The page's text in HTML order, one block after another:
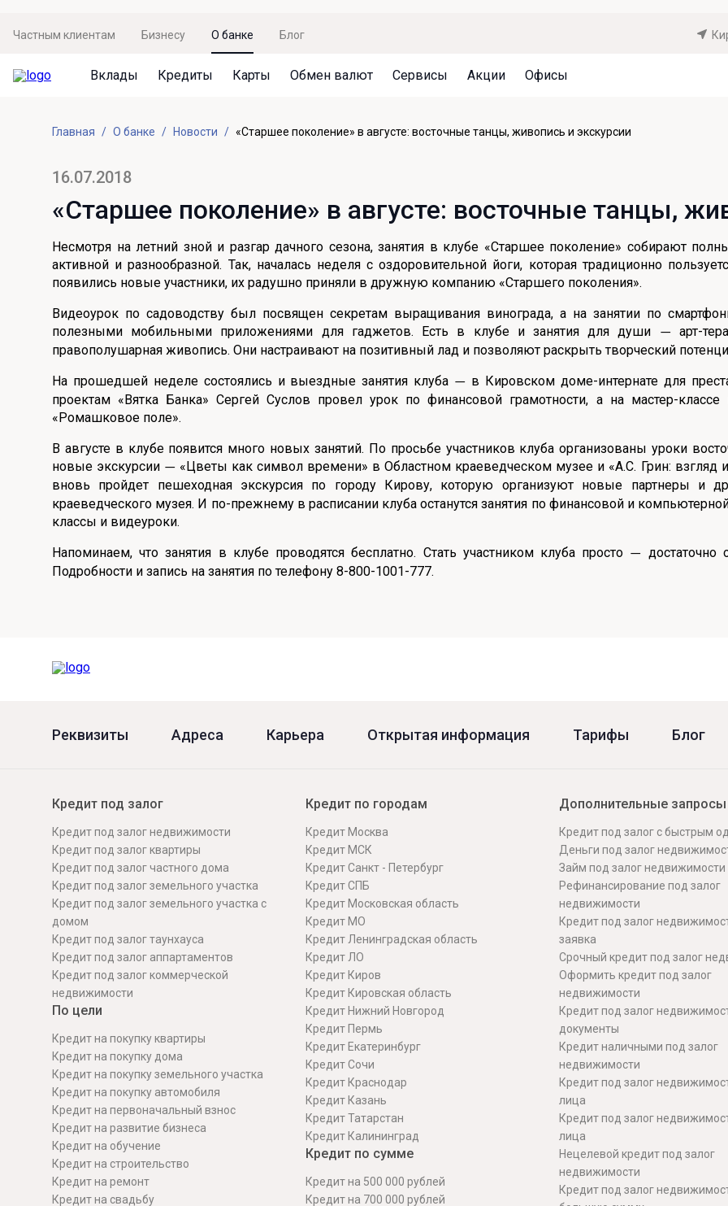
Частным клиентам Бизнесу О банке Блог
Вклады
Не упусти момент
Просто вклад
Накопительный
Отличная стратегия+
Новый старт
Валютный плюс
Онлайн
Все вклады
Система страхования вкладов
Архив вкладов
Кредиты
Кредит под залог недвижимости
Рефинансирование
Кредит на автомобиль
Потребительский кредит
Привилегии для клиентов
Реструктуризация
Оценка недвижимости
Подбор новой недвижимости
Карты
Дебетовая карта с пакетом услуг
Премиальная карта Mir Supreme
Пенсионная карта
Все карты
Документы
Кешбэк
Обмен валют
Курсы валют
Бронирование валюты
Курсы валют ЦБ
Сервисы
Оплата кредита
Оценка недвижимости
Подбор новой недвижимости
СБПей
Госуслуги
Регистрация в ЕБС
Удаленная идентификация
Мобильное приложение
Подтверждение согласия через Госуслуги
Все сервисы
Акции
Акция «Приведи друга»
Акция «Ставка на бизнес»
Офисы
Главная О банке Новости «Старшее поколение» в августе: восточные танцы, живопись и экскурсии
16.07.2018
«Старшее поколение» в августе: восточные танцы,
Несмотря на летний зной и разгар дачного сезона, занятия в клубе «Старшее поколение» собирают
активной и разнообразной. Так, началась неделя с оздоровительной йоги, которая традиционно
появились новые участники, их радушно приняли в дружную компанию «Старшего поколения».
Видеоурок по садоводству был посвящен секретам выращивания винограда, а на занятии по
полезными мобильными приложениями для гаджетов. Есть в клубе и занятия для души
—арт-
правополушарная живопись. Они настраивают на позитивный лад и позволяют раскрыть творческий
На прошедшей неделе состоялись и выездные занятия клуба — в Кировском доме-интернате для
проектам «Вятка Банка» Сергей Суслов провел урок по финансовой грамотности, а на мастер-
«Ромашковое поле».
В августе в клубе появится много новых занятий. По просьбе участников клуба организованы уроки
новые экскурсии — «Цветы как символ времени» в Областном краеведческом музее и «А.С. Грин: взгляд
вновь пройдет пешеходная экскурсия по городу Кирову, которую организуют новые партнеры и
краеведческого музея. И по-прежнему в расписании клуба останутся занятия по финансовой и
классы и видеуроки.
Напоминаем, что занятия в клубе проводятся бесплатно. Стать участником клуба просто — достаточно
Подробности и запись на занятия по телефону 8-800-1001-777.
Реквизиты Адреса Карьера Открытая информация Тарифы Блог
Кредит под залог
Кредит под залог недвижимости
Кредит под залог квартиры
Кредит под залог частного дома
Кредит под залог земельного участка
Кредит под залог земельного участка с
домом
Кредит под залог таунхауса
Кредит под залог аппартаментов
Кредит под залог коммерческой
недвижимости
По цели
Кредит на покупку квартиры
Кредит на покупку дома
Кредит на покупку земельного участка
Кредит на покупку автомобиля
Кредит на первоначальный взнос
Кредит на развитие бизнеса
Кредит на обучение
Кредит на строительcтво
Кредит на ремонт
Кредит на свадьбу
Кредит по городам
Кредит Москва
Кредит МСК
Кредит Санкт - Петербург
Кредит СПБ
Кредит Московская область
Кредит МО
Кредит Ленинградская область
Кредит ЛО
Кредит Киров
Кредит Кировская область
Кредит Нижний Новгород
Кредит Пермь
Кредит Екатеринбург
Кредит Сочи
Кредит Краснодар
Кредит Казань
Кредит Татарстан
Кредит Калининград
Кредит по сумме
Кредит на 500 000 рублей
Кредит на 700 000 рублей
Дополнительные запросы
Кредит под залог с быстрым
Деньги под залог
Займ под залог недвижимости
Рефинансирование под залог
недвижимости
Кредит под залог
заявка
Срочный кредит под залог
Оформить кредит под залог
недвижимости
Кредит под залог
документы
Кредит наличными под залог
недвижимости
Кредит под залог
лица
Кредит под залог
лица
Нецелевой кредит под залог
недвижимости
Кредит под залог